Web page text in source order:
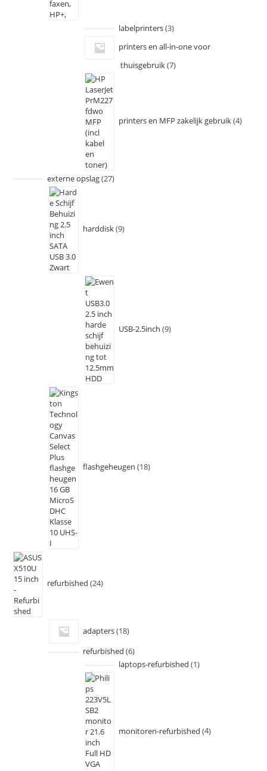
labelprinters 3
printers en all-in-one voor
thuisgebruik 7
printers en MFP zakelijk gebruik 4
externe opslag 27
harddisk 9
USB-2.5inch 9
flashgeheugen 18
refurbished 24
adapters 18
refurbished 6
laptops-refurbished 1
monitoren-refurbished 4